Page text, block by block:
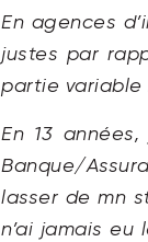
En agences
justes par
partie variable
En 13
Banque/
lasser de mn
n’ai jamais eu